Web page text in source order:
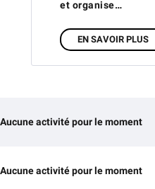
et organise…
EN SAVOIR PLUS
Aucune activité pour le moment
Aucune activité pour le moment